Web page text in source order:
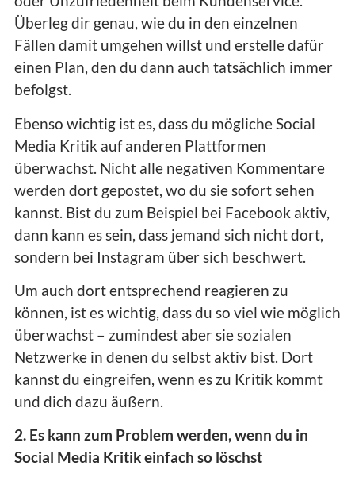
Überleg dir genau, wie du in den einzelnen
Fällen damit umgehen willst und erstelle dafür
einen Plan, den du dann auch tatsächlich immer
befolgst.
Ebenso wichtig ist es, dass du mögliche Social
Media Kritik auf anderen Plattformen
überwachst. Nicht alle negativen Kommentare
werden dort gepostet, wo du sie sofort sehen
kannst. Bist du zum Beispiel bei Facebook aktiv,
dann kann es sein, dass jemand sich nicht dort,
sondern bei Instagram über sich beschwert.
Um auch dort entsprechend reagieren zu
können, ist es wichtig, dass du so viel wie möglich
überwachst – zumindest aber sie sozialen
Netzwerke in denen du selbst aktiv bist. Dort
kannst du eingreifen, wenn es zu Kritik kommt
und dich dazu äußern.
2. Es kann zum Problem werden, wenn du in
Social Media Kritik einfach so löschst